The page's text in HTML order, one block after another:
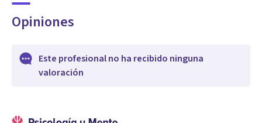
Opiniones
Este profesional no ha recibido ninguna
valoración